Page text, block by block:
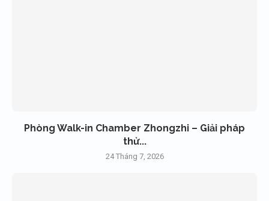
Phòng Walk-in Chamber Zhongzhi – Giải pháp
thử...
24 Tháng 7, 2026